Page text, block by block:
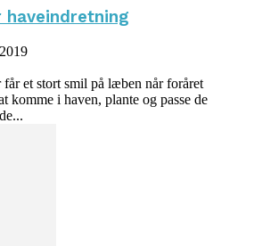
haveindretning
får et stort smil på læben når foråret
komme i haven, plante og passe de